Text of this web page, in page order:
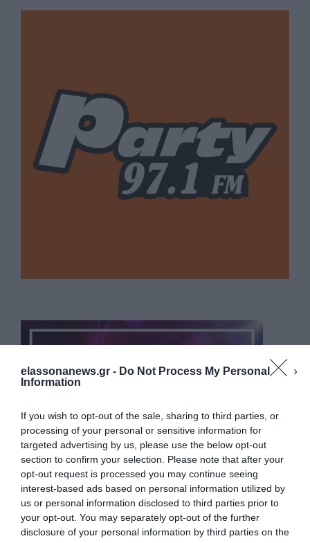
elassonanews.gr - Do Not Process My Personal
Information
If you wish to opt-out of the sale, sharing to third parties, or
processing of your personal or sensitive information for
targeted advertising by us, please use the below opt-out
section to confirm your selection. Please note that after your
opt-out request is processed you may continue seeing
interest-based ads based on personal information utilized by
us or personal information disclosed to third parties prior to
your opt-out. You may separately opt-out of the further
disclosure of your personal information by third parties on the
Διαχείριση Συγκατάθεσης
Για να παρέχουμε την καλύτερη εμπειρία, χρησιμοποιούμε τεχνολογίες όπως